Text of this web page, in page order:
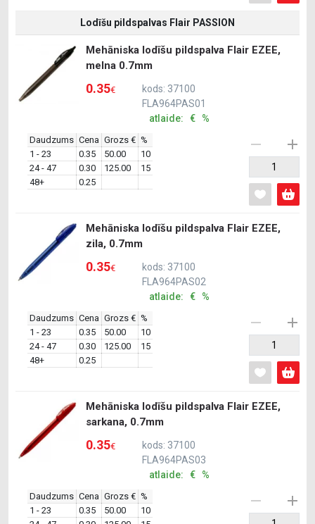
Lodīšu pildspalvas Flair PASSION
Mehāniska lodīšu pildspalva Flair EZEE,
melna 0.7mm
0.35€
kods: 37100
FLA964PAS01
atlaide: € %
Daudzums Cena Grozs € %
1 - 23
0.35 50.00
10
24 - 47
0.30 125.00
15
48+
0.25
Mehāniska lodīšu pildspalva Flair EZEE,
zila, 0.7mm
0.35€
kods: 37100
FLA964PAS02
atlaide: € %
Daudzums Cena Grozs € %
1 - 23
0.35 50.00
10
24 - 47
0.30 125.00
15
48+
0.25
Mehāniska lodīšu pildspalva Flair EZEE,
sarkana, 0.7mm
0.35€
kods: 37100
FLA964PAS03
atlaide: € %
Daudzums Cena Grozs € %
1 - 23
0.35 50.00
10